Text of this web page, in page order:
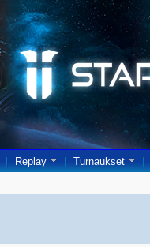
Replay Turnaukset